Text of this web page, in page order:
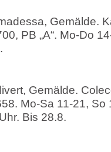
Gemälde.
PB „A“. Mo-Do
Gemälde.
Mo-Sa 11-21, So
Bis 28.8.